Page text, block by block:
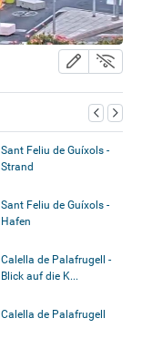
Sant Feliu de Guíxols -
Strand
Sant Feliu de Guíxols -
Hafen
Calella de Palafrugell -
Blick auf die K...
Calella de Palafrugell